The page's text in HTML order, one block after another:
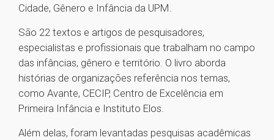
Cidade, Gênero e Infância da UPM.
São 22 textos e artigos de pesquisadores,
especialistas e profissionais que trabalham no campo
das infâncias, gênero e território. O livro aborda
histórias de organizações referência nos temas,
como Avante, CECIP, Centro de Excelência em
Primeira Infância e Instituto Elos.
Além delas, foram levantadas pesquisas acadêmicas